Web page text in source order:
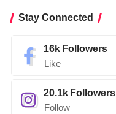
Stay Connected
16k Followers
Like
20.1k Followers
Follow